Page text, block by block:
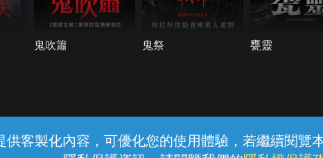
供客製化內容，可優化您的使用體驗，若繼續閱覽
鬼吹簫 鬼祭 甕靈
線上客服 服務條款 隱私